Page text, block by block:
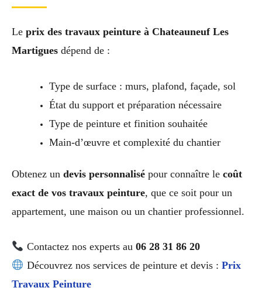
Le prix des travaux peinture à Chateauneuf Les
Martigues dépend de :
Type de surface : murs, plafond, façade, sol
État du support et préparation nécessaire
Type de peinture et finition souhaitée
Main-d’œuvre et complexité du chantier
Obtenez un devis personnalisé pour connaître le coût
exact de vos travaux peinture, que ce soit pour un
appartement, une maison ou un chantier professionnel.
Contactez nos experts au 06 28 31 86 20
Découvrez nos services de peinture et devis : Prix
Travaux Peinture